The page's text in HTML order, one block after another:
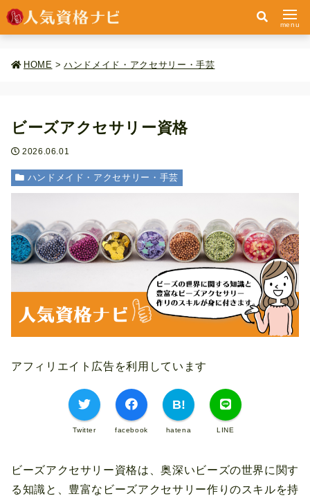
menu
HOME > ハンドメイド・アクセサリー・手芸
ビーズアクセサリー資格
2026.06.01
ハンドメイド・アクセサリー・手芸
アフィリエイト広告を利用しています
Twitter facebook hatena LINE
ビーズアクセサリー資格は、奥深いビーズの世界に関す
る知識と、豊富なビーズアクセサリー作りのスキルを持